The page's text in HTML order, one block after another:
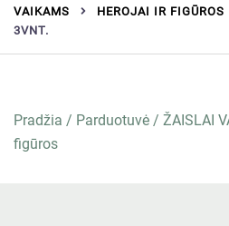
VAIKAMS
HEROJAI IR FIGŪROS
3VNT.
Pradžia / Parduotuvė / ŽAISLAI
figūros